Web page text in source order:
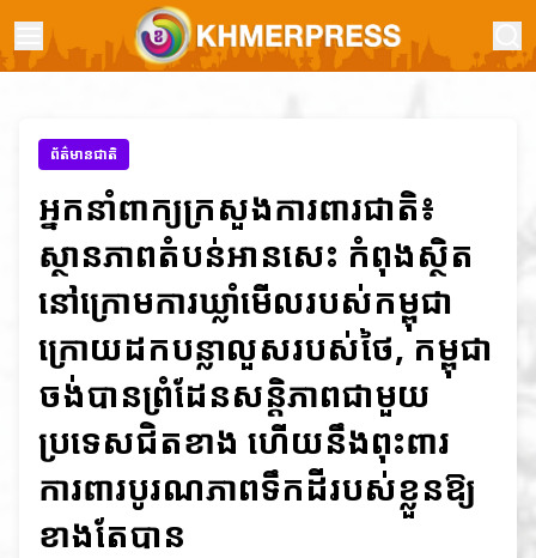
ព័ត៌មានជាតិ
អ្នកនាំពាក្យក្រសួងការពារជាតិ៖
ស្ថានភាពតំបន់អានសេះ កំពុងស្ថិត
នៅក្រោមការឃ្លាំមើលរបស់កម្ពុជា
ក្រោយដកបន្លាលួសរបស់ថៃ, កម្ពុជា
ចង់បានព្រំដែនសន្តិភាពជាមួយ
ប្រទេសជិតខាង ហើយនឹងពុះពារ
ការពារបូរណភាពទឹកដីរបស់ខ្លួនឱ្យ
ខាងតែបាន